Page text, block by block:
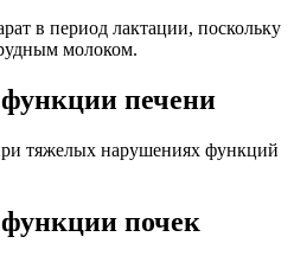
в период лактации, поскольку
молоком.
печени
тяжелых нарушениях функций
почек